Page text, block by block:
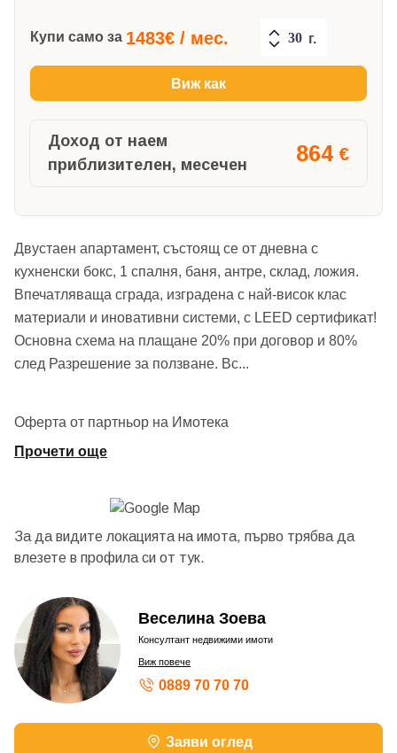
Купи само за 1483€ / мес. г.
Виж как
Доход от наем
приблизителен, месечен
864 €
Двустаен апартамент, състоящ се от дневна с
кухненски бокс, 1 спалня, баня, антре, склад, ложия.
Впечатляваща сграда, изградена с най-висок клас
материали и иновативни системи, с LEED сертификат!
Основна схема на плащане 20% при договор и 80%
след Разрешение за ползване. Вс...
Оферта от партньор на Имотека
Прочети още
За да видите локацията на имота, първо трябва да
влезете в профила си от тук.
Веселина Зоева
Консултант недвижими имоти
Виж повече
0889 70 70 70
Заяви оглед